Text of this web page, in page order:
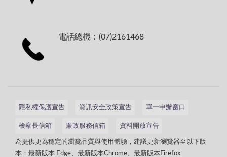
電話總機：(07)2161468
隱私權保護宣告 資訊安全政策宣告 單一申辦窗口
檢察長信箱 廉政服務信箱 資料開放宣告
為提供更為穩定的瀏覽品質與使用體驗，建議更新瀏覽器至以下版
本：最新版本 Edge、最新版本Chrome、最新版本Firefox